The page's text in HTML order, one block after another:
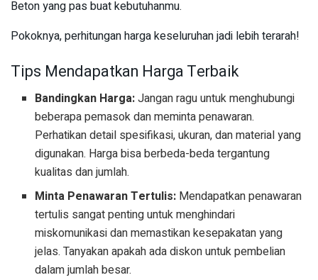
Beton yang pas buat kebutuhanmu.
Pokoknya, perhitungan harga keseluruhan jadi lebih terarah!
Tips Mendapatkan Harga Terbaik
Bandingkan Harga:Jangan ragu untuk menghubungi
beberapa pemasok dan meminta penawaran.
Perhatikan detail spesifikasi, ukuran, dan material yang
digunakan. Harga bisa berbeda-beda tergantung
kualitas dan jumlah.
Minta Penawaran Tertulis: Mendapatkan penawaran
tertulis sangat penting untuk menghindari
miskomunikasi dan memastikan kesepakatan yang
jelas. Tanyakan apakah ada diskon untuk pembelian
dalam jumlah besar.